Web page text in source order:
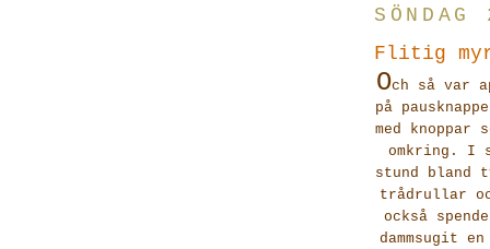
Flitig
Och så var
på
med
omkring. I
stund bland
trådrullar
också
dammsugit